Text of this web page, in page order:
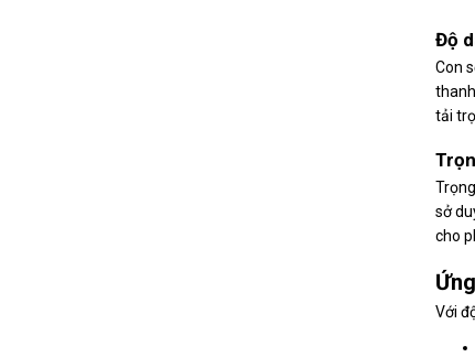
Độ
Con
tải
sở
cho
Với